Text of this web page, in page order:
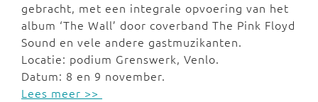
gebracht, met een integrale opvoering van het
album ‘The Wall’ door coverband The Pink Floyd
Sound en vele andere gastmuzikanten.
Locatie: podium Grenswerk, Venlo.
Datum: 8 en 9 november.
Lees meer >>